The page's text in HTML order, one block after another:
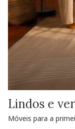
Lindos e
Móveis para a